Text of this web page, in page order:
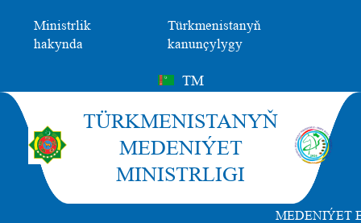
Ministrlik
hakynda
Türkmenistanyň
kanunçylygy
TM
TÜRKMENISTANYŇ
MEDENIÝET
MINISTRLIGI
MEDENIÝET